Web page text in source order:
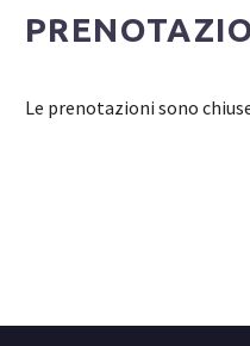
Le prenotazioni sono